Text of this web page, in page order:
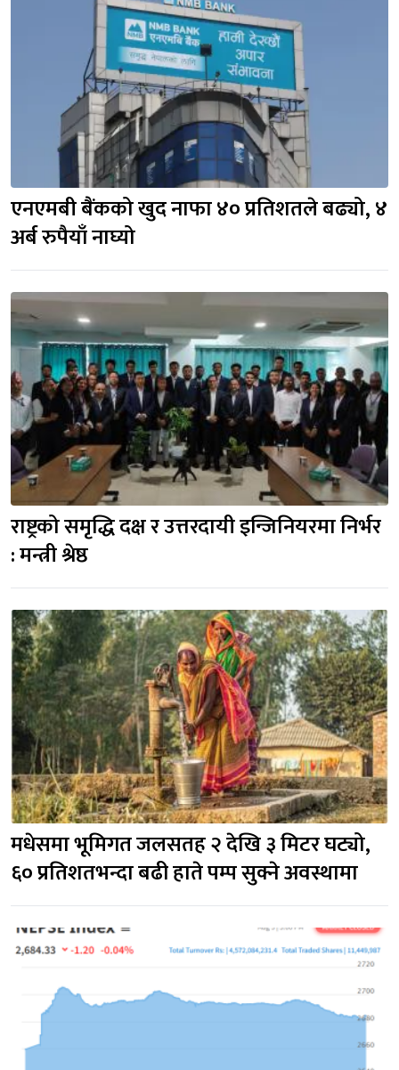
एनएमबी बैंकको खुद नाफा ४० प्रतिशतले बढ्यो, ४
अर्ब रुपैयाँ नाघ्यो
राष्ट्रको समृद्धि दक्ष र उत्तरदायी इन्जिनियरमा निर्भर
: मन्त्री श्रेष्ठ
मधेसमा भूमिगत जलसतह २ देखि ३ मिटर घट्यो,
६० प्रतिशतभन्दा बढी हाते पम्प सुक्ने अवस्थामा